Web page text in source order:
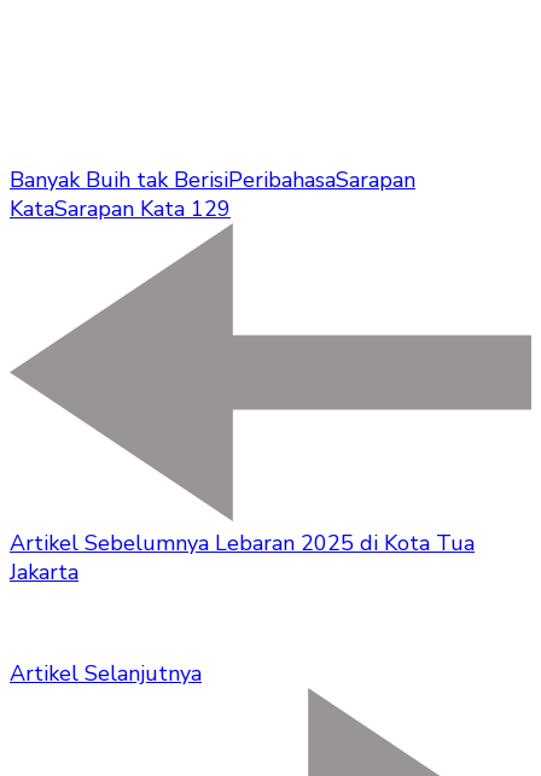
Banyak Buih tak BerisiPeribahasaSarapan
KataSarapan Kata 129
Artikel Sebelumnya Lebaran 2025 di Kota Tua
Jakarta
Artikel Selanjutnya